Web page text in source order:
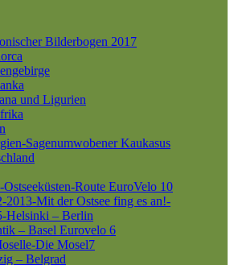
Bilderbogen 2017
und Ligurien
Sagenumwobener Kaukasus
Route EuroVelo 10
2013-Mit der Ostsee fing es an!-
Helsinki – Berlin
– Basel Eurovelo 6
Die Mosel7
– Belgrad